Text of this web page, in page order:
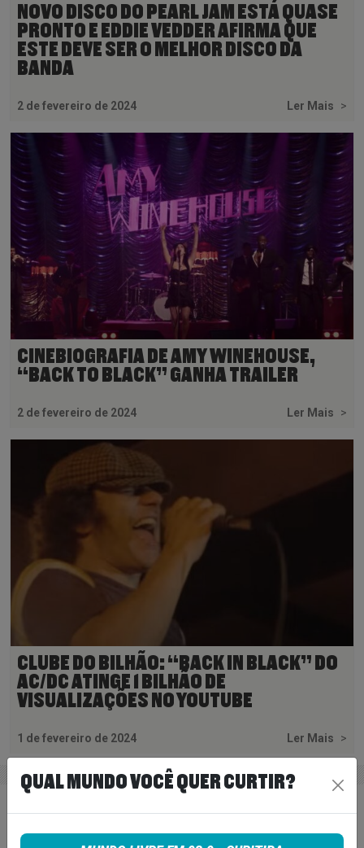
NOVO DISCO DO PEARL JAM ESTÁ QUASE
PRONTO E EDDIE VEDDER AFIRMA QUE
ESTE DEVE SER O MELHOR DISCO DA
BANDA
2 de fevereiro de 2024 Ler Mais >
CINEBIOGRAFIA DE AMY WINEHOUSE,
“BACK TO BLACK” GANHA TRAILER
2 de fevereiro de 2024 Ler Mais >
CLUBE DO BILHÃO: “BACK IN BLACK” DO
AC/DC ATINGE 1 BILHÃO DE
VISUALIZAÇÕES NO YOUTUBE
1 de fevereiro de 2024 Ler Mais >
QUAL MUNDO VOCÊ QUER CURTIR?